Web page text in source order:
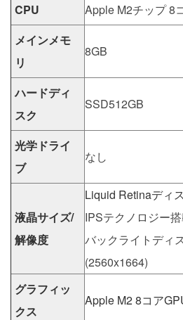
CPU
Apple M2チップ 8
メインメモ
リ
8GB
ハードディ
スク
SSD512GB
光学ドライ
ブ
なし
液晶サイズ/
解像度
Liquid Retinaディ
IPSテクノロジー
バックライトディ
(2560x1664)
グラフィッ
クス
Apple M2 8コア